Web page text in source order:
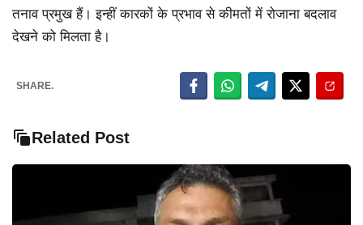
तनाव प्रमुख हैं। इन्हीं कारकों के प्रभाव से कीमतों में रोजाना बदलाव
देखने को मिलता है।
SHARE.
Related Post